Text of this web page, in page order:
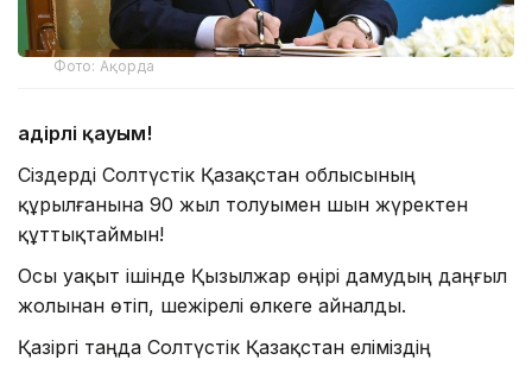
Фото: Ақорда
Қадірлі қауым!
Сіздерді Солтүстік Қазақстан облысының
құрылғанына 90 жыл толуымен шын жүректен
құттықтаймын!
Осы уақыт ішінде Қызылжар өңірі дамудың даңғыл
жолынан өтіп, шежірелі өлкеге айналды.
Қазіргі таңда Солтүстік Қазақстан еліміздің